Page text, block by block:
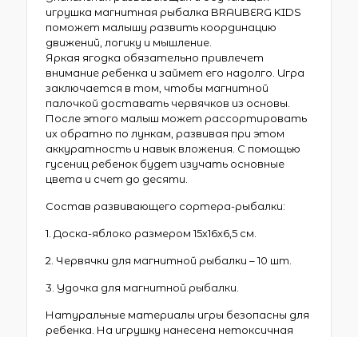
игрушка магнитная рыбалка BRAUBERG KIDS
поможет малышу развить координацию
движений, логику и мышление.
Яркая ягодка обязательно привлечет
внимание ребенка и займет его надолго. Игра
заключается в том, чтобы магнитной
палочкой доставать червячков из основы.
После этого малыш может рассортировать
их обратно по лункам, развивая при этом
аккуратность и навык вложения. С помощью
гусениц ребенок будет изучать основные
цвета и счет до десяти.
Состав развивающего сортера-рыбалки:
1. Доска-яблоко размером 15х16х6,5 см.
2. Червячки для магнитной рыбалки – 10 шт.
3. Удочка для магнитной рыбалки.
Натуральные материалы игры безопасны для
ребенка. На игрушку нанесена нетоксичная